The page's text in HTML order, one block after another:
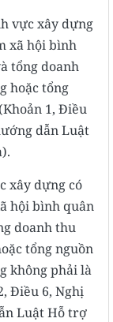
vực xây dựng
xã hội bình
tổng doanh
hoặc tổng
1, Điều
dẫn Luật
xây dựng có
hội bình quân
doanh thu
tổng nguồn
không phải là
Điều 6, Nghị
Luật Hỗ trợ